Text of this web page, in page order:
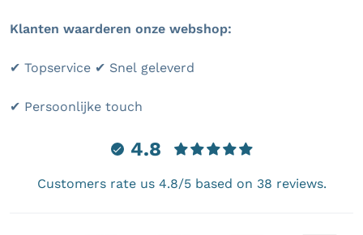
Klanten waarderen onze webshop:
✔ Topservice ✔ Snel geleverd
✔ Persoonlijke touch
4.8
Customers rate us 4.8/5 based on 38 reviews.